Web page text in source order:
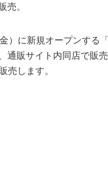
売。
）に新規オープンする
通販サイト内同店で販
売します。